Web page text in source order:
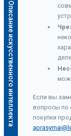
Описание искусственного интеллекта
Если вы
вопросы по
покупки